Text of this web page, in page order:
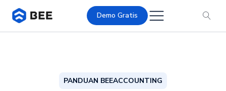
Demo Gratis
PANDUAN BEEACCOUNTING